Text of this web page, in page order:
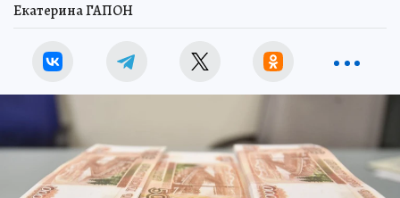
Екатерина ГАПОН